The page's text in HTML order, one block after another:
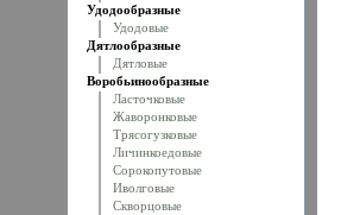
Удодообразные
Удодовые
Дятлообразные
Дятловые
Воробьинообразные
Ласточковые
Жаворонковые
Трясогузковые
Личинкоедовые
Сорокопутовые
Иволговые
Скворцовые